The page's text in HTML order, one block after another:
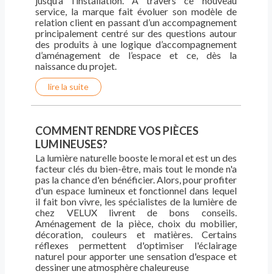
service, la marque fait évoluer son modèle de
relation client en passant d’un accompagnement
principalement centré sur des questions autour
des produits à une logique d’accompagnement
d’aménagement de l’espace et ce, dès la
naissance du projet.
lire la suite
COMMENT RENDRE VOS PIÈCES
LUMINEUSES?
La lumière naturelle booste le moral et est un des
facteur clés du bien-être, mais tout le monde n'a
pas la chance d'en bénéficier. Alors, pour profiter
d'un espace lumineux et fonctionnel dans lequel
il fait bon vivre, les spécialistes de la lumière de
chez VELUX livrent de bons conseils.
Aménagement de la pièce, choix du mobilier,
décoration, couleurs et matières. Certains
réflexes permettent d'optimiser l'éclairage
naturel pour apporter une sensation d'espace et
dessiner une atmosphère chaleureuse